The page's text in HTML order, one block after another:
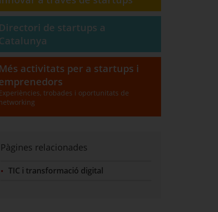
Directori de startups a
enllaç s'obre en una nova pestanya: Enllacem al web de Catalonia
Més activitats per a startups i
enllaç porta a un altre lloc web: Agenda per a startups i emprenedors
trobades i oportunitats de
Pàgines relacionades
TIC i transformació digital